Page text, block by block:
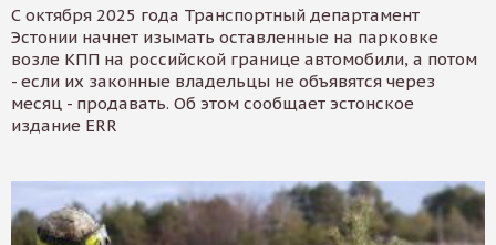
С октября 2025 года Транспортный департамент
Эстонии начнет изымать оставленные на парковке
возле КПП на российской границе автомобили, а потом
- если их законные владельцы не объявятся через
месяц - продавать. Об этом сообщает эстонское
издание ERR